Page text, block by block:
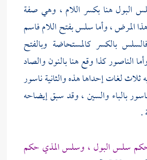
هنا بكسر اللام ، وهي صفة
المرض ، وأما سلس بفتح اللام فاسم
بالكسر كالمستحاضة وبالفتح
الناصور كذا وقع هنا بالنون والصاد
لغات إحداها هذه والثانية ناسور
بالباء والسين ، وقد سبق إيضاحه
.
سلس البول ، وسلس المذي حكم